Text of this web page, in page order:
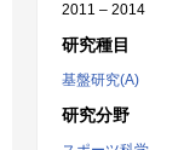
2011 – 2014
研究種目
基盤研究(A)
研究分野